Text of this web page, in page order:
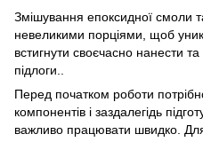
Змішування епоксидної смоли
невеликими порціями, щоб
встигнути своєчасно нанести
підлоги..
Перед початком роботи
компонентів і заздалегідь
важливо працювати швидко.